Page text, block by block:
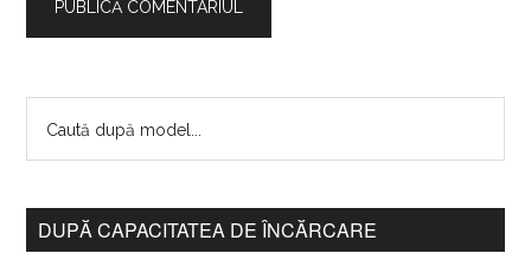
DUPĂ CAPACITATEA DE ÎNCĂRCARE